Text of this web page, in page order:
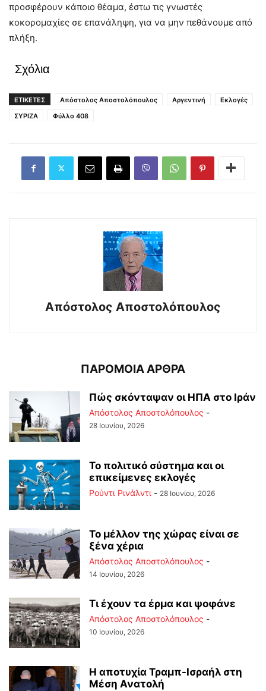
προσφέρουν κάποιο θέαμα, έστω τις γνωστές
κοκορομαχίες σε επανάληψη, για να μην πεθάνουμε από
πλήξη.
Σχόλια
ΕΤΙΚΕΤΕΣ Απόστολος Αποστολόπουλος Αργεντινή
Εκλογές
ΣΥΡΙΖΑ
Φύλλο 408
Απόστολος Αποστολόπουλος
ΠΑΡΟΜΟΙΑ ΑΡΘΡΑ
Πώς σκόνταψαν οι ΗΠΑ στο Ιράν
Απόστολος Αποστολόπουλος -
28 Ιουνίου, 2026
Το πολιτικό σύστημα και οι
επικείμενες εκλογές
Ρούντι Ρινάλντι - 28 Ιουνίου, 2026
Το μέλλον της χώρας είναι σε
ξένα χέρια
Απόστολος Αποστολόπουλος -
14 Ιουνίου, 2026
Τι έχουν τα έρμα και ψοφάνε
Απόστολος Αποστολόπουλος -
10 Ιουνίου, 2026
Η αποτυχία Τραμπ-Ισραήλ στη
Μέση Ανατολή